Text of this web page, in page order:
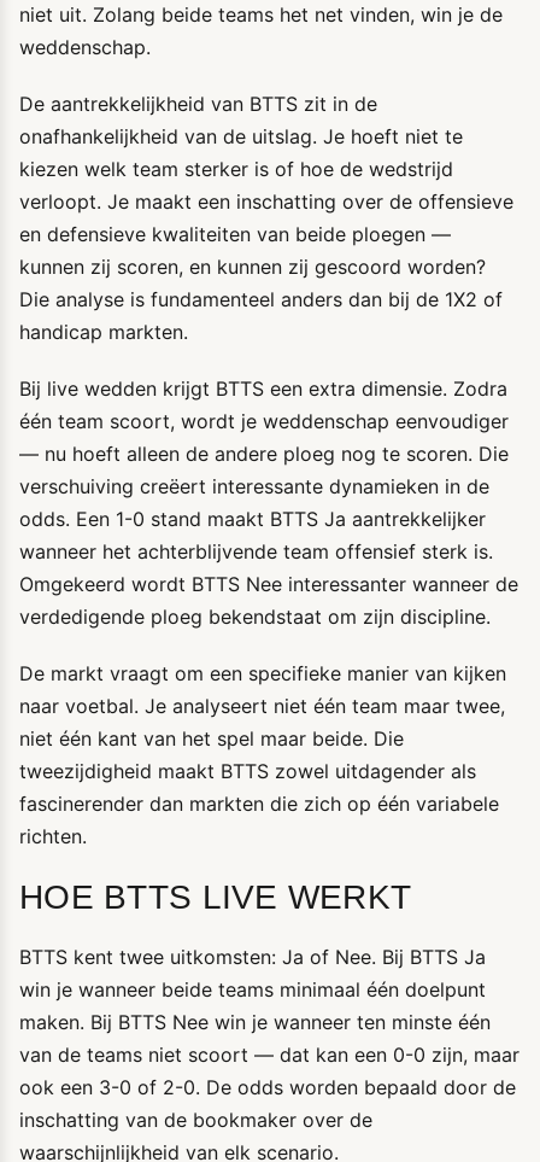
niet uit. Zolang beide teams het net vinden, win je de
weddenschap.
De aantrekkelijkheid van BTTS zit in de
onafhankelijkheid van de uitslag. Je hoeft niet te
kiezen welk team sterker is of hoe de wedstrijd
verloopt. Je maakt een inschatting over de offensieve
en defensieve kwaliteiten van beide ploegen —
kunnen zij scoren, en kunnen zij gescoord worden?
Die analyse is fundamenteel anders dan bij de 1X2 of
handicap markten.
Bij live wedden krijgt BTTS een extra dimensie. Zodra
één team scoort, wordt je weddenschap eenvoudiger
— nu hoeft alleen de andere ploeg nog te scoren. Die
verschuiving creëert interessante dynamieken in de
odds. Een 1-0 stand maakt BTTS Ja aantrekkelijker
wanneer het achterblijvende team offensief sterk is.
Omgekeerd wordt BTTS Nee interessanter wanneer de
verdedigende ploeg bekendstaat om zijn discipline.
De markt vraagt om een specifieke manier van kijken
naar voetbal. Je analyseert niet één team maar twee,
niet één kant van het spel maar beide. Die
tweezijdigheid maakt BTTS zowel uitdagender als
fascinerender dan markten die zich op één variabele
richten.
HOE BTTS LIVE WERKT
BTTS kent twee uitkomsten: Ja of Nee. Bij BTTS Ja
win je wanneer beide teams minimaal één doelpunt
maken. Bij BTTS Nee win je wanneer ten minste één
van de teams niet scoort — dat kan een 0-0 zijn, maar
ook een 3-0 of 2-0. De odds worden bepaald door de
inschatting van de bookmaker over de
waarschijnlijkheid van elk scenario.